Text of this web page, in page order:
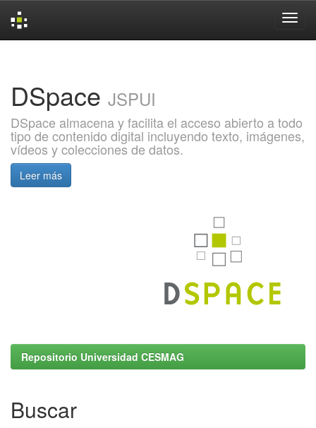
DSpace JSPUI
DSpace almacena y facilita el acceso abierto a todo
tipo de contenido digital incluyendo texto, imágenes,
vídeos y colecciones de datos.
Leer más
Repositorio Universidad CESMAG
Buscar